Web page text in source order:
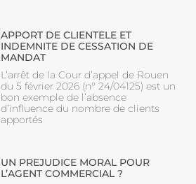
APPORT DE CLIENTELE ET
INDEMNITE DE CESSATION DE
MANDAT
L’arrêt de la Cour d’appel de Rouen
du 5 février 2026 (n° 24/04125) est un
bon exemple de l’absence
d’influence du nombre de clients
apportés
UN PREJUDICE MORAL POUR
L’AGENT COMMERCIAL ?